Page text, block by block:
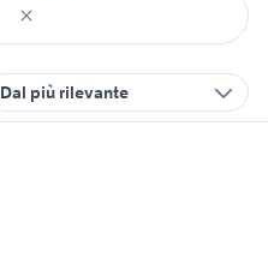
Dal più rilevante